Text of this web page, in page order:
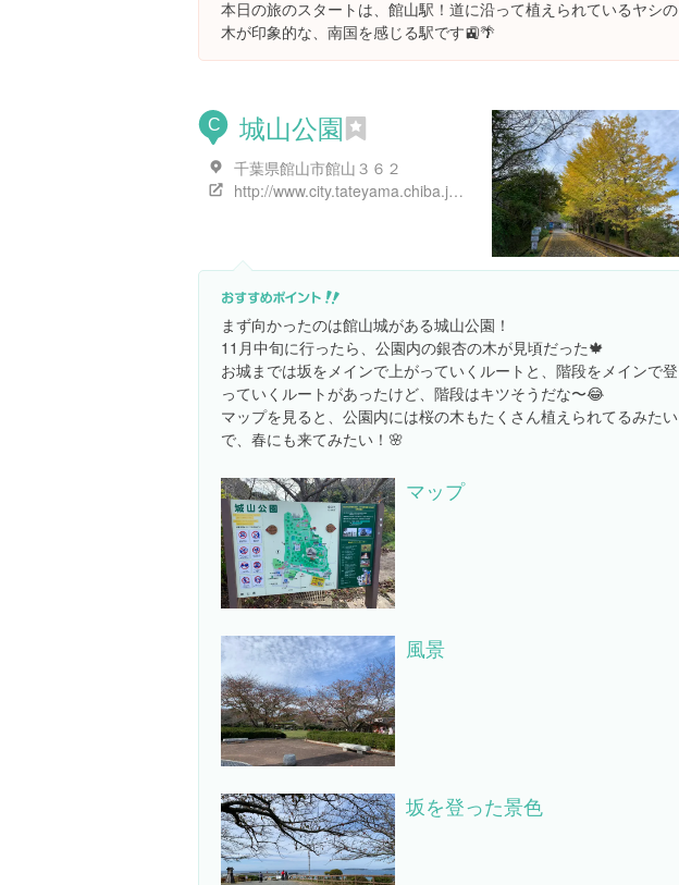
本日の旅のスタートは、館山駅！道に沿って植えられているヤシの
木が印象的な、南国を感じる駅です🚉🌴
C 城山公園
千葉県館山市館山３６２
http://www.city.tateyama.chiba.jp/kankou-bunka/cate000206.html
まず向かったのは館山城がある城山公園！
11月中旬に行ったら、公園内の銀杏の木が見頃だった🍁
お城までは坂をメインで上がっていくルートと、階段をメインで登
っていくルートがあったけど、階段はキツそうだな〜😂
マップを見ると、公園内には桜の木もたくさん植えられてるみたい
で、春にも来てみたい！🌸
マップ
風景
坂を登った景色